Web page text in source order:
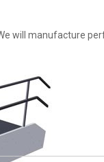
will manufacture